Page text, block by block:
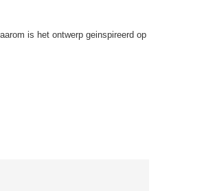
is het ontwerp geinspireerd op